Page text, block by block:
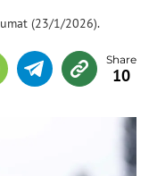
(23/1/2026).
10